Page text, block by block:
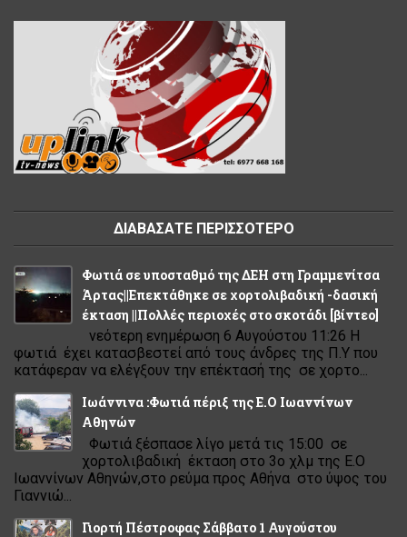
ΔΙΑΒΑΣΑΤΕ ΠΕΡΙΣΣΟΤΕΡΟ
Φωτιά σε υποσταθμό της ΔΕΗ στη Γραμμενίτσα
Άρτας||Επεκτάθηκε σε χορτολιβαδική -δασική
έκταση ||Πολλές περιοχές στο σκοτάδι [βίντεο]
νεότερη ενημέρωση 6 Αυγούστου 11:26 Η
φωτιά έχει κατασβεστεί από τους άνδρες της Π.Υ που
κατάφεραν να ελέγξουν την επέκτασή της σε χορτο...
Ιωάννινα :Φωτιά πέριξ της Ε.Ο Ιωαννίνων
Αθηνών
Φωτιά ξέσπασε λίγο μετά τις 15:00 σε
χορτολιβαδική έκταση στο 3ο χλμ της Ε.Ο
Ιωαννίνων Αθηνών,στο ρεύμα προς Αθήνα στο ύψος του
Γιαννιώ...
Γιορτή Πέστροφας Σάββατο 1 Αυγούστου